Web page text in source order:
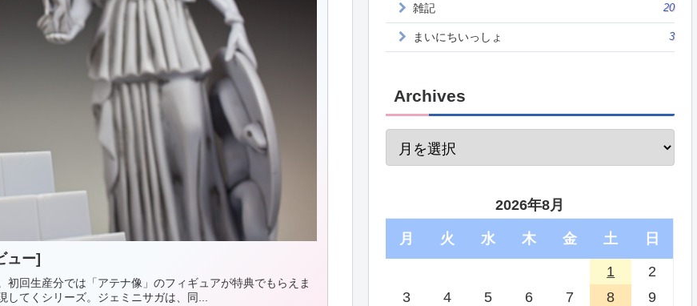
ュー]
回生産分では「アテナ像」のフィギュアが特典でもらえま
てくシリーズ。ジェミニサガは、同...
雑記 20
まいにちいっしょ 3
Archives
2026年8月
月 火 水 木 金 土 日
1
2
3
4 5 6 7 8
9